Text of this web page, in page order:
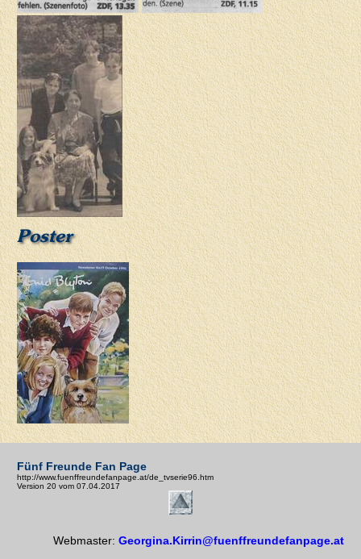
Poster
Fünf Freunde Fan Page
http://www.fuenffreundefanpage.at/de_tvserie96.htm
Version 20 vom 07.04.2017
Webmaster: Georgina.Kirrin@fuenffreundefanpage.at